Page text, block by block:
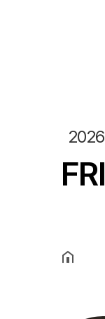
2026